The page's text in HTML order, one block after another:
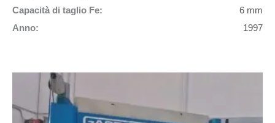
Capacità di taglio Fe:
6 mm
Anno:
1997